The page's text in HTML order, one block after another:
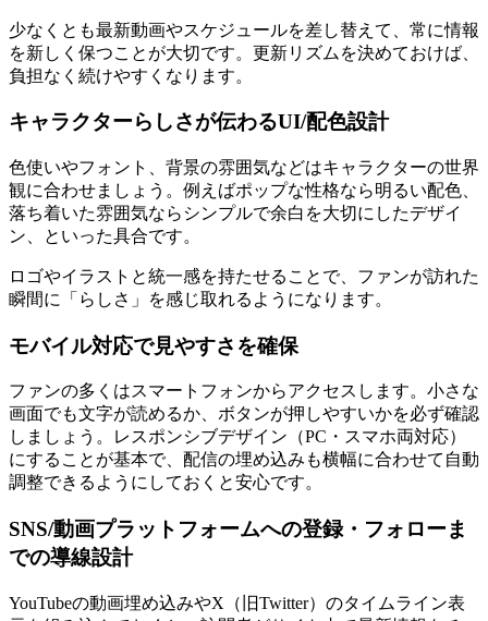
少なくとも最新動画やスケジュールを差し替えて、常に情報
を新しく保つことが大切です。更新リズムを決めておけば、
負担なく続けやすくなります。
キャラクターらしさが伝わるUI/配色設計
色使いやフォント、背景の雰囲気などはキャラクターの世界
観に合わせましょう。例えばポップな性格なら明るい配色、
落ち着いた雰囲気ならシンプルで余白を大切にしたデザイ
ン、といった具合です。
ロゴやイラストと統一感を持たせることで、ファンが訪れた
瞬間に「らしさ」を感じ取れるようになります。
モバイル対応で見やすさを確保
ファンの多くはスマートフォンからアクセスします。小さな
画面でも文字が読めるか、ボタンが押しやすいかを必ず確認
しましょう。レスポンシブデザイン（PC・スマホ両対応）
にすることが基本で、配信の埋め込みも横幅に合わせて自動
調整できるようにしておくと安心です。
SNS/動画プラットフォームへの登録・フォローま
での導線設計
YouTubeの動画埋め込みやX（旧Twitter）のタイムライン表